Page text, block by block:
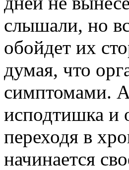
слышали, но
обойдет их
думая, что
симптомами.
исподтишка и
переходя в
начинается